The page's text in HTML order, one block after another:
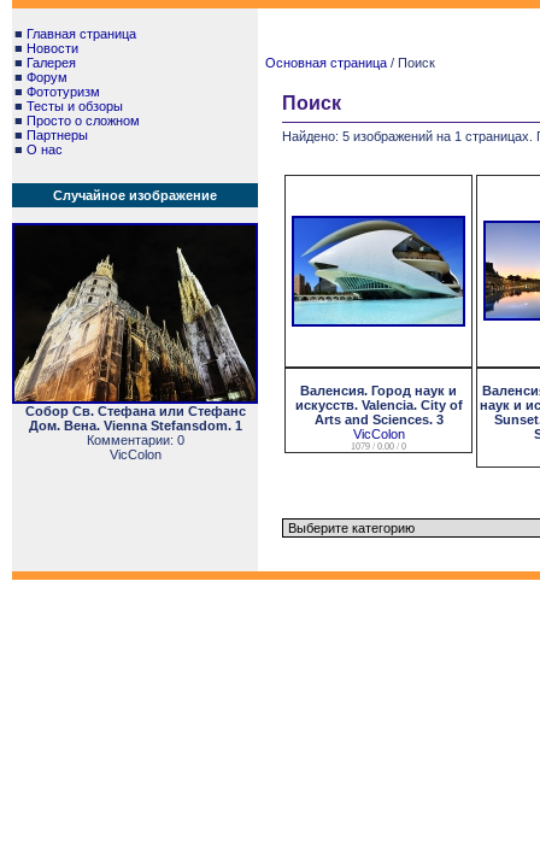
■ Главная страница
■ Новости
■ Галерея
■ Форум
■ Фототуризм
■ Тесты и обзоры
■ Просто о сложном
■ Партнеры
■ О нас
Случайное изображение
Собор Св. Стефана или Стефанс
Дом. Вена. Vienna Stefansdom. 1
Комментарии: 0
VicColon
Основная страница / Поиск
Поиск
Найдено: 5 изображений на 1 страницах.
Валенсия. Город наук и
искусств. Valencia. City of
Arts and Sciences. 3
VicColon
1079 / 0.00 / 0
наук и